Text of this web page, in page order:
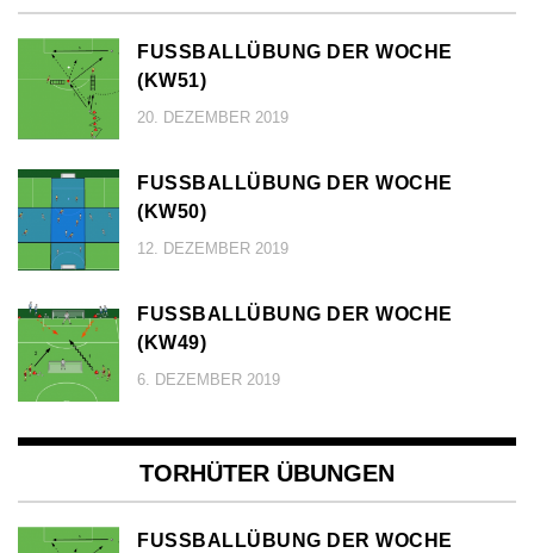
FUSSBALLÜBUNG DER WOCHE (
KW51)
20. DEZEMBER 2019
FUSSBALLÜBUNG DER WOCHE (
KW50)
12. DEZEMBER 2019
FUSSBALLÜBUNG DER WOCHE (
KW49)
6. DEZEMBER 2019
TORHÜTER ÜBUNGEN
FUSSBALLÜBUNG DER WOCHE (